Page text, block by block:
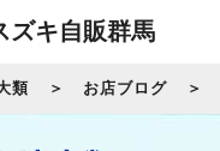
ズキ自販群馬
類 お店ブログ